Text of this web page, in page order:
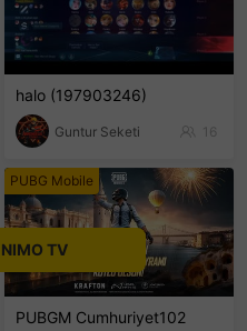
halo (197903246)
Guntur Seketi 16
PUBG Mobile
PUBGM Cumhuriyet102
TV